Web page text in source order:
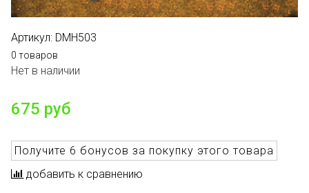
Артикул: DMH503
0 товаров
Нет в наличии
675 руб
Получите 6 бонусов за покупку этого товара
добавить к сравнению